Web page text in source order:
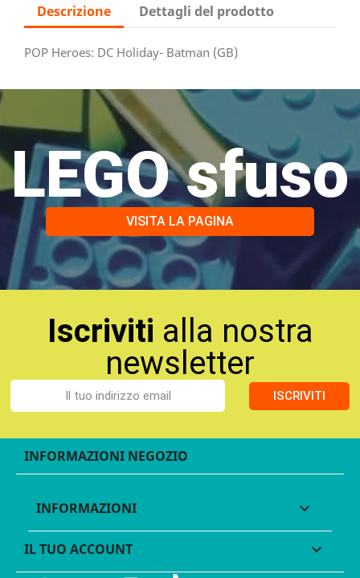
Descrizione Dettagli del prodotto
POP Heroes: DC Holiday- Batman (GB)
LEGO sfuso
VISITA LA PAGINA
Iscriviti alla nostra
newsletter
ISCRIVITI
INFORMAZIONI NEGOZIO
INFORMAZIONI 
IL TUO ACCOUNT 